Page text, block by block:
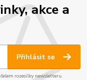
akce a
Přihlásit se
rozesílky newsletteru.